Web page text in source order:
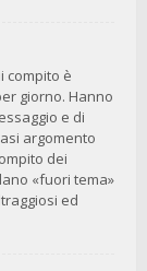
compito è
giorno. Hanno
e di
argomento
dei
«fuori tema»
ed